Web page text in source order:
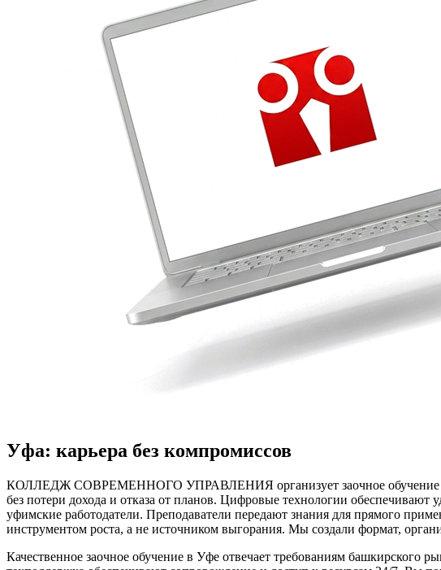
Уфа: карьера без компромиссов
КОЛЛЕДЖ СОВРЕМЕННОГО УПРАВЛЕНИЯ организует заочное обучение в
без потери дохода и отказа от планов. Цифровые технологии
уфимские работодатели. Преподаватели передают знания для прямого
инструментом роста, а не источником выгорания. Мы создали формат,
Качественное заочное обучение в Уфе отвечает требованиям башкирского